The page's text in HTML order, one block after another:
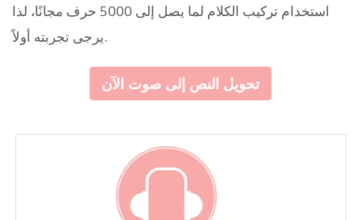
استخدام تركيب الكلام لما يصل إلى 5000 حرف مجانًا، لذا
يرجى تجربته أولاً.
تحويل النص إلى صوت الآن